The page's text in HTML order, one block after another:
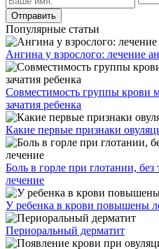
Популярные статьи
Ангина у взрослого: лечение
Совместимость группы
зачатия ребенка
Какие первые признаки
Боль в горле при глотании,
лечение
У ребенка в крови повышены
Периоральный дерматит